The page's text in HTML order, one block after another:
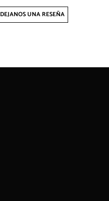
DEJANOS UNA RESEÑA